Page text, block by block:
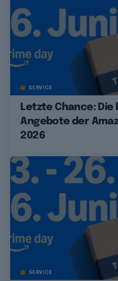
SERVICE
Letzte Chance: Die
Angebote der
2026
SERVICE